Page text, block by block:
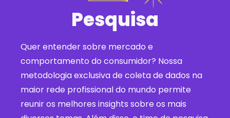
Pesquisa
Quer entender sobre mercado e
comportamento do consumidor? Nossa
metodologia exclusiva de coleta de dados na
maior rede profissional do mundo permite
reunir os melhores insights sobre os mais